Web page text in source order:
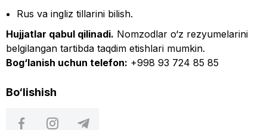
Rus va ingliz tillarini bilish.
Hujjatlar qabul qilinadi. Nomzodlar o‘z rezyumelarini
belgilangan tartibda taqdim etishlari mumkin.
Bog‘lanish uchun telefon: +998 93 724 85 85
Bo‘lishish